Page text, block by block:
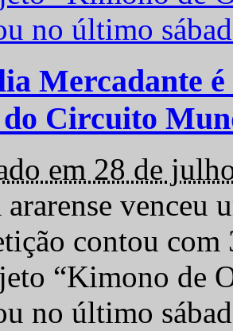
Mercadante
Circuito
em 28 de
ararense venceu
contou com
“Kimono de
no último